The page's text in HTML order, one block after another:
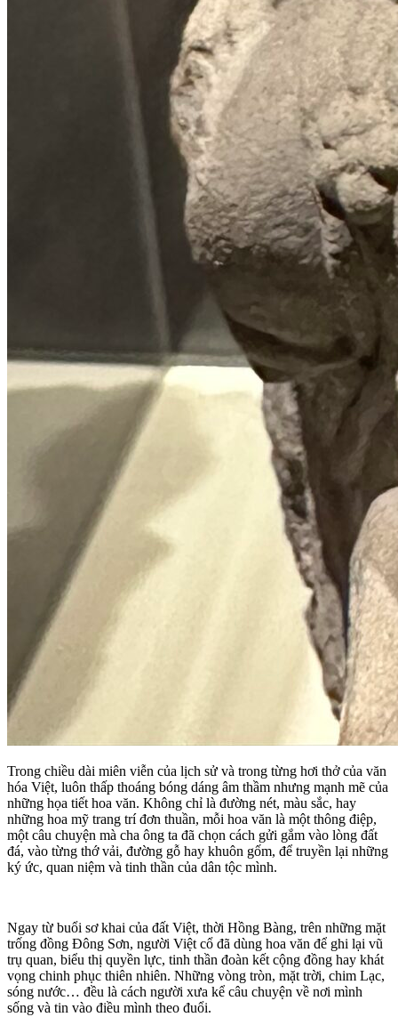
Trong chiều dài miên viễn của lịch sử và trong từng hơi thở của văn
hóa Việt, luôn thấp thoáng bóng dáng âm thầm nhưng mạnh mẽ của
những họa tiết hoa văn. Không chỉ là đường nét, màu sắc, hay
những hoa mỹ trang trí đơn thuần, mỗi hoa văn là một thông điệp,
một câu chuyện mà cha ông ta đã chọn cách gửi gắm vào lòng đất
đá, vào từng thớ vải, đường gỗ hay khuôn gốm, để truyền lại những
ký ức, quan niệm và tinh thần của dân tộc mình.
Ngay từ buổi sơ khai của đất Việt, thời Hồng Bàng, trên những mặt
trống đồng Đông Sơn, người Việt cổ đã dùng hoa văn để ghi lại vũ
trụ quan, biểu thị quyền lực, tinh thần đoàn kết cộng đồng hay khát
vọng chinh phục thiên nhiên. Những vòng tròn, mặt trời, chim Lạc,
sóng nước… đều là cách người xưa kể câu chuyện về nơi mình
sống và tin vào điều mình theo đuổi.